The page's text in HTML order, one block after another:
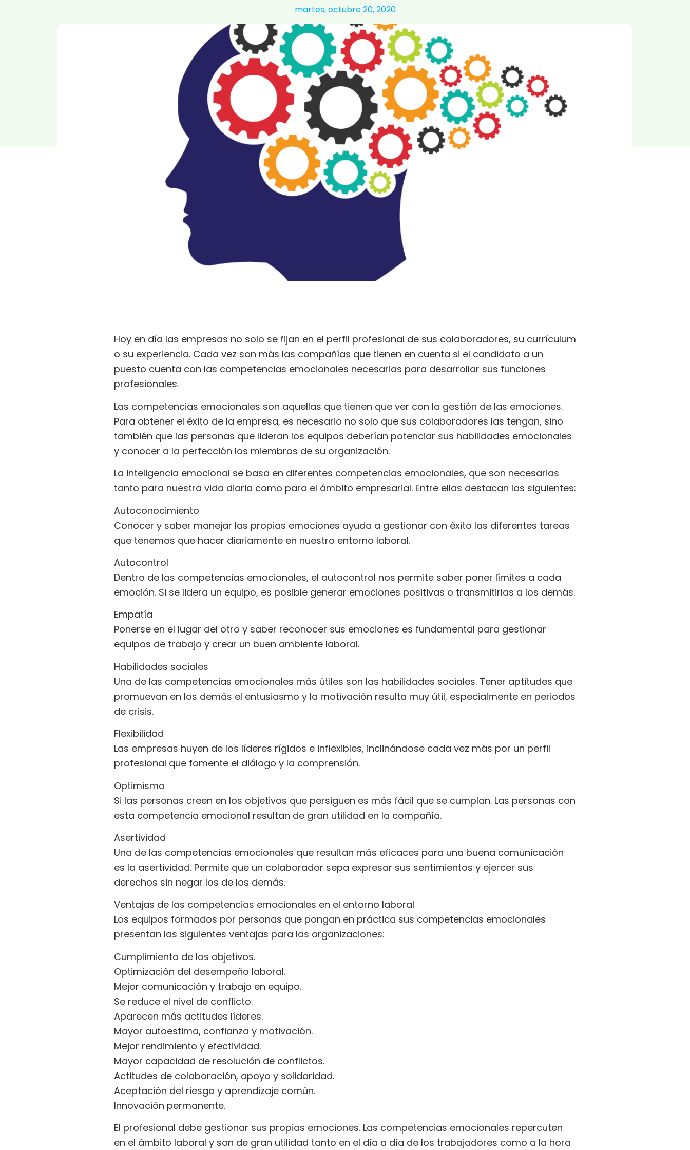
martes, octubre 20, 2020
Hoy en día las empresas no solo se fijan en el perfil profesional de sus colaboradores, su currículum
o su experiencia. Cada vez son más las compañías que tienen en cuenta si el candidato a un
puesto cuenta con las competencias emocionales necesarias para desarrollar sus funciones
profesionales.
Las competencias emocionales son aquellas que tienen que ver con la gestión de las emociones.
Para obtener el éxito de la empresa, es necesario no solo que sus colaboradores las tengan, sino
también que las personas que lideran los equipos deberían potenciar sus habilidades emocionales
y conocer a la perfección los miembros de su organización.
La inteligencia emocional se basa en diferentes competencias emocionales, que son necesarias
tanto para nuestra vida diaria como para el ámbito empresarial. Entre ellas destacan las siguientes:
Autoconocimiento
Conocer y saber manejar las propias emociones ayuda a gestionar con éxito las diferentes tareas
que tenemos que hacer diariamente en nuestro entorno laboral.
Autocontrol
Dentro de las competencias emocionales, el autocontrol nos permite saber poner límites a cada
emoción. Si se lidera un equipo, es posible generar emociones positivas o transmitirlas a los demás.
Empatía
Ponerse en el lugar del otro y saber reconocer sus emociones es fundamental para gestionar
equipos de trabajo y crear un buen ambiente laboral.
Habilidades sociales
Una de las competencias emocionales más útiles son las habilidades sociales. Tener aptitudes que
promuevan en los demás el entusiasmo y la motivación resulta muy útil, especialmente en periodos
de crisis.
Flexibilidad
Las empresas huyen de los líderes rígidos e inflexibles, inclinándose cada vez más por un perfil
profesional que fomente el diálogo y la comprensión.
Optimismo
Si las personas creen en los objetivos que persiguen es más fácil que se cumplan. Las personas con
esta competencia emocional resultan de gran utilidad en la compañía.
Asertividad
Una de las competencias emocionales que resultan más eficaces para una buena comunicación
es la asertividad. Permite que un colaborador sepa expresar sus sentimientos y ejercer sus
derechos sin negar los de los demás.
Ventajas de las competencias emocionales en el entorno laboral
Los equipos formados por personas que pongan en práctica sus competencias emocionales
presentan las siguientes ventajas para las organizaciones:
Cumplimiento de los objetivos.
Optimización del desempeño laboral.
Mejor comunicación y trabajo en equipo.
Se reduce el nivel de conflicto.
Aparecen más actitudes líderes.
Mayor autoestima, confianza y motivación.
Mejor rendimiento y efectividad.
Mayor capacidad de resolución de conflictos.
Actitudes de colaboración, apoyo y solidaridad.
Aceptación del riesgo y aprendizaje común.
Innovación permanente.
El profesional debe gestionar sus propias emociones. Las competencias emocionales repercuten
en el ámbito laboral y son de gran utilidad tanto en el día a día de los trabajadores como a la hora